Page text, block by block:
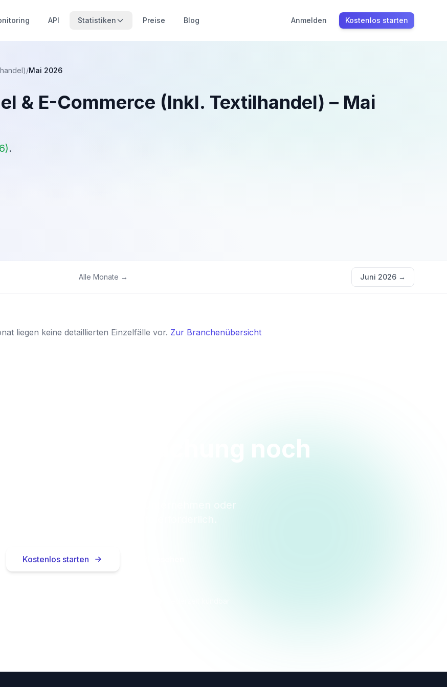
API Statistiken Preise Blog Anmelden Kostenlos starten
/Mai 2026
& E-Commerce (Inkl. Textilhandel) – Mai
).
Alle Monate → Juni 2026 →
liegen keine detaillierten Einzelfälle vor. Zur Branchenübersicht
die Überwachung noch
für bis zu 10 Einheiten — Unternehmen oder
Kostenlos starten